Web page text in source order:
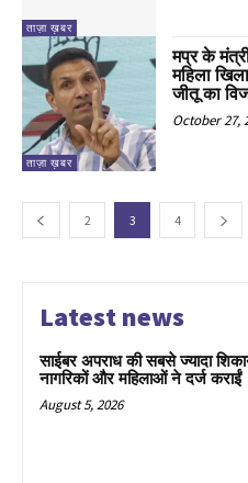
ताज़ा ख़बर
ताज़ा ख़बर
मप्र के
महिला
जीतू का
October 27,
2 3 4
Latest news
साईबर अपराध की सबसे ज्यादा
नागरिकों और महिलाओं ने दर्ज कराईं
August 5, 2026